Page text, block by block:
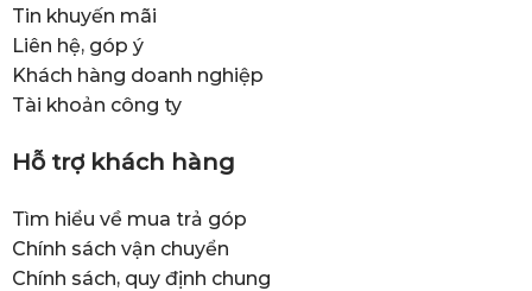
Tin khuyến mãi
Liên hệ, góp ý
Khách hàng doanh nghiệp
Tài khoản công ty
Hỗ trợ khách hàng
Tìm hiểu về mua trả góp
Chính sách vận chuyển
Chính sách, quy định chung